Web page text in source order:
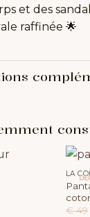
et des
raffinée 🌟
LA
€49